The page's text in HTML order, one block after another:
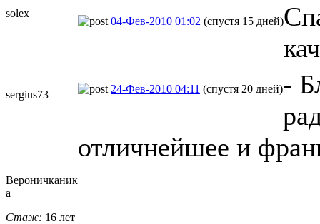
solex
04-Фев-2010 01:02 (спустя 15 дней)
sergius73 24-Фев-2010 04:11 (спустя 20 дней)-
отличнейшее и
Вероничканик
а
Стаж: 16 лет